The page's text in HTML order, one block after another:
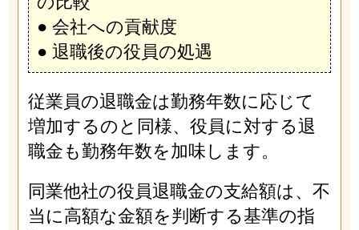
● 会社への貢献度
● 退職後の役員の処遇
従業員の退職金は勤務年数に応じて
増加するのと同様、役員に対する退
職金も勤務年数を加味します。
同業他社の役員退職金の支給額は、不
当に高額な金額を判断する基準の指